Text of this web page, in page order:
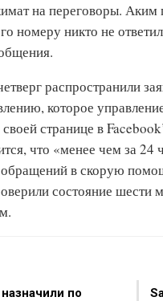
на переговоры.
номеру никто не
распространили
которое
странице в
что «менее чем за 24
в скорую
состояние
по